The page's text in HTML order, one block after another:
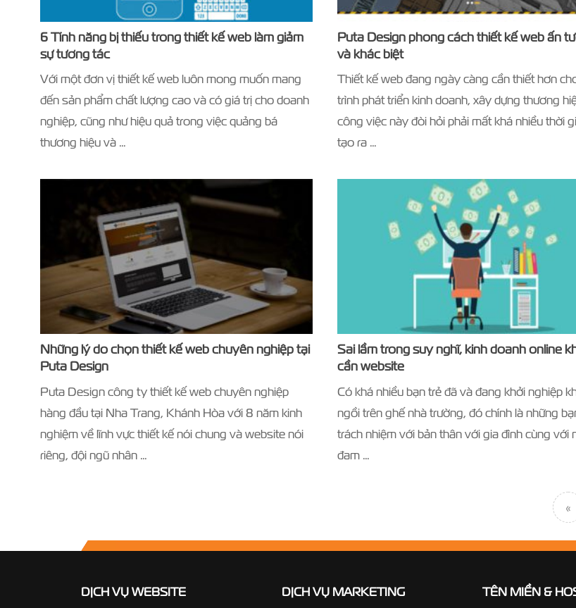
6 Tính năng bị thiếu trong thiết kế web làm giảm
sự tương tác
Với một đơn vị thiết kế web luôn mong muốn mang
đến sản phẩm chất lượng cao và có giá trị cho doanh
nghiệp, cũng như hiệu quả trong việc quảng bá
thương hiệu và …
Puta Design phong cách thiết kế web ấn
và khác biệt
Thiết kế web đang ngày càng cần thiết hơn
trình phát triển kinh doanh, xây dựng thương
công việc này đòi hỏi phải mất khá nhiều thời
tạo ra …
Những lý do chọn thiết kế web chuyên nghiệp tại
Puta Design
Puta Design công ty thiết kế web chuyên nghiệp
hàng đầu tại Nha Trang, Khánh Hòa với 8 năm kinh
nghiệm về lĩnh vực thiết kế nói chung và website nói
riêng, đội ngũ nhân …
Sai lầm trong suy nghĩ, kinh doanh online
cần website
Có khá nhiều bạn trẻ đã và đang khởi nghiệp
ngồi trên ghế nhà trường, đó chính là những
trách nhiệm với bản thân với gia đình cùng với
đam …
«
DỊCH VỤ WEBSITE DỊCH VỤ MARKETING TÊN MIỀN &